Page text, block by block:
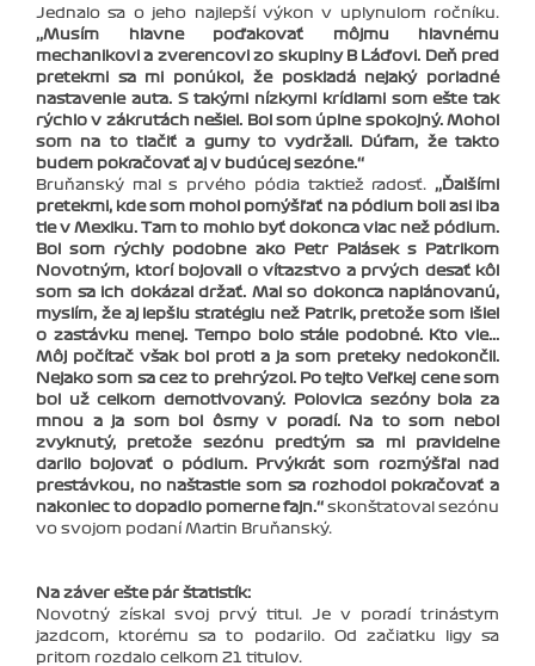
Jednalo sa o jeho najlepší výkon v uplynulom ročníku.
‚‚Musím hlavne poďakovať môjmu hlavnému
mechanikovi a zverencovi zo skupiny B Láďovi. Deň pred
pretekmi sa mi ponúkol, že poskladá nejaký poriadné
nastavenie auta. S takými nízkymi krídlami som ešte tak
rýchlo v zákrutách nešiel. Bol som úplne spokojný. Mohol
som na to tlačiť a gumy to vydržali. Dúfam, že takto
budem pokračovať aj v budúcej sezóne.‘‘
Bruňanský mal s prvého pódia taktiež radosť. ‚‚Ďalšími
pretekmi, kde som mohol pomýšľať na pódium boli asi iba
tie v Mexiku. Tam to mohlo byť dokonca viac než pódium.
Bol som rýchly podobne ako Petr Palásek s Patrikom
Novotným, ktorí bojovali o víťazstvo a prvých desať kôl
som sa ich dokázal držať. Mal so dokonca naplánovanú,
myslím, že aj lepšiu stratégiu než Patrik, pretože som išiel
o zastávku menej. Tempo bolo stále podobné. Kto vie...
Môj počítač však bol proti a ja som preteky nedokončil.
Nejako som sa cez to prehrýzol. Po tejto Veľkej cene som
bol už celkom demotivovaný. Polovica sezóny bola za
mnou a ja som bol ôsmy v poradí. Na to som nebol
zvyknutý, pretože sezónu predtým sa mi pravidelne
darilo bojovať o pódium. Prvýkrát som rozmýšľal nad
prestávkou, no našťastie som sa rozhodol pokračovať a
nakoniec to dopadlo pomerne fajn.‘‘ skonštatoval sezónu
vo svojom podaní Martin Bruňanský.
Na záver ešte pár štatistík:
Novotný získal svoj prvý titul. Je v poradí trinástym
jazdcom, ktorému sa to podarilo. Od začiatku ligy sa
pritom rozdalo celkom 21 titulov.